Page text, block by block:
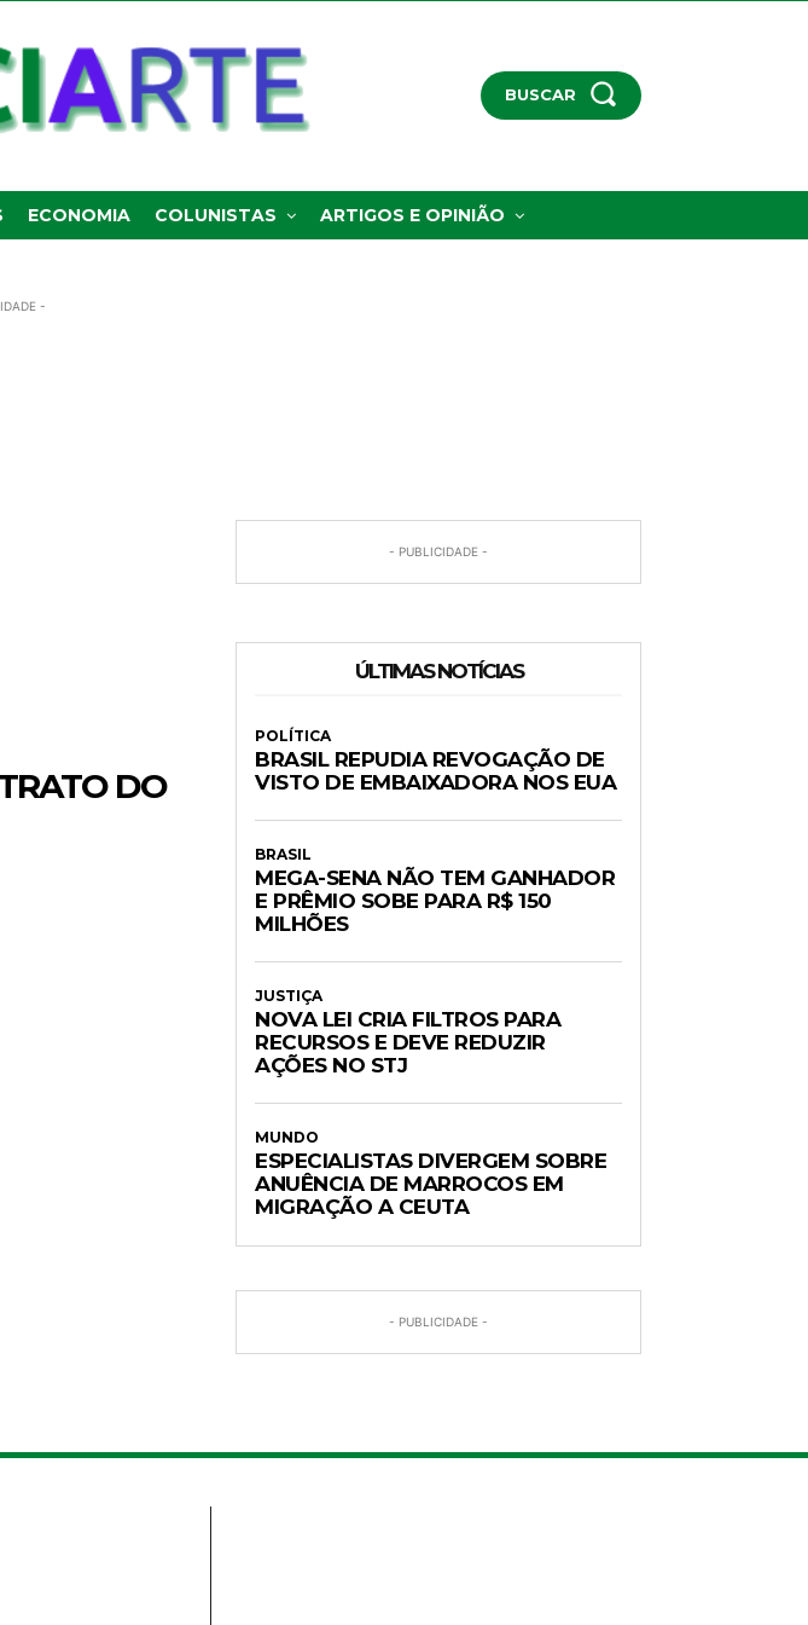
BUSCAR
ECONOMIA COLUNISTAS ARTIGOS E OPINIÃO
-
DO
- PUBLICIDADE -
ÚLTIMAS NOTÍCIAS
POLÍTICA
BRASIL REPUDIA REVOGAÇÃO DE
VISTO DE EMBAIXADORA NOS EUA
BRASIL
MEGA-SENA NÃO TEM GANHADOR
E PRÊMIO SOBE PARA R$ 150
MILHÕES
JUSTIÇA
NOVA LEI CRIA FILTROS PARA
RECURSOS E DEVE REDUZIR
AÇÕES NO STJ
MUNDO
ESPECIALISTAS DIVERGEM SOBRE
ANUÊNCIA DE MARROCOS EM
MIGRAÇÃO A CEUTA
- PUBLICIDADE -